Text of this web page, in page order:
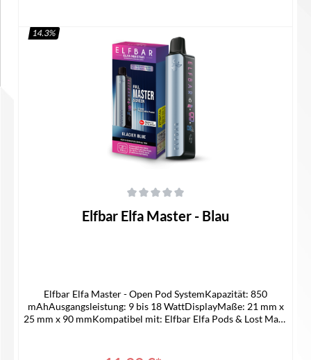
In den Warenkorb
14.3%
Elfbar Elfa Master - Blau
Elfbar Elfa Master - Open Pod SystemKapazität: 850
mAhAusgangsleistung: 9 bis 18 WattDisplayMaße: 21 mm x
25 mm x 90 mmKompatibel mit: Elfbar Elfa Pods & Lost Mary
Bedienungsanleitung